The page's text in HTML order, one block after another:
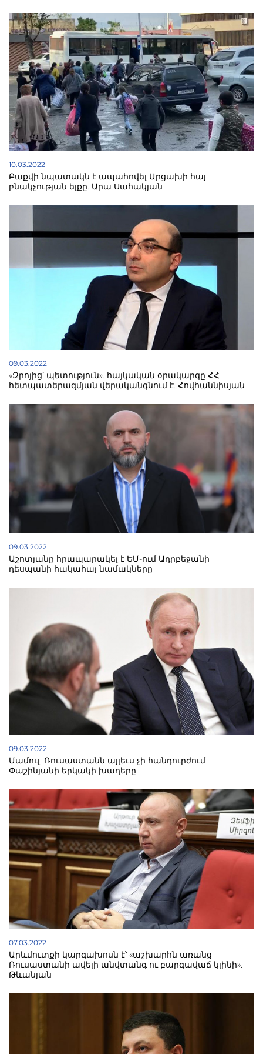
10.03.2022
Բաքվի նպատակն է ապահովել Արցախի հայ
բնակչության ելքը. Արա Սահակյան
09.03.2022
«Զրոյից՝ պետություն». հայկական օրակարգը ՀՀ
հետպատերազմյան վերականգնում է. Հովհաննիսյան
09.03.2022
Աշոտյանը հրապարակել է ԵՄ-ում Ադրբեջանի
դեսպանի հակահայ նամակները
09.03.2022
Մամուլ. Ռուսաստանն այլեւս չի հանդուրժում
Փաշինյանի երկակի խաղերը
07.03.2022
Արևմուտքի կարգախոսն է՝ «աշխարհն առանց
Ռուսաստանի ավելի անվտանգ ու բարգավաճ կլինի».
Թևանյան